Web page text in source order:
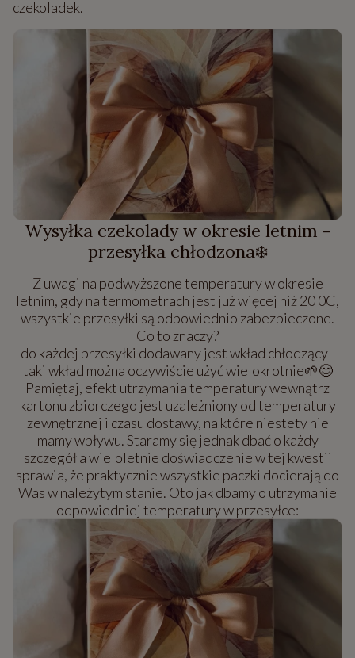
czekoladek.
Wysyłka czekolady w okresie letnim -
przesyłka chłodzona❄️
Z uwagi na podwyższone temperatury w okresie
letnim, gdy na termometrach jest już więcej niż 20 0C,
wszystkie przesyłki są odpowiednio zabezpieczone.
Co to znaczy?
do każdej przesyłki dodawany jest wkład chłodzący -
taki wkład można oczywiście użyć wielokrotnie🌱😊
Pamiętaj, efekt utrzymania temperatury wewnątrz
kartonu zbiorczego jest uzależniony od temperatury
zewnętrznej i czasu dostawy, na które niestety nie
mamy wpływu. Staramy się jednak dbać o każdy
szczegół a wieloletnie doświadczenie w tej kwestii
sprawia, że praktycznie wszystkie paczki docierają do
Was w należytym stanie. Oto jak dbamy o utrzymanie
odpowiedniej temperatury w przesyłce: